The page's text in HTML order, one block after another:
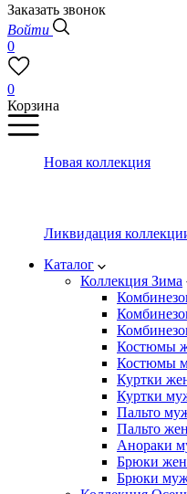
Заказать звонок
Войти
0
0
Корзина
Новая коллекция
Ликвидация
Каталог
Коллекция Зима
Костюмы
Костюмы
Куртки
Куртки
Пальто
Пальто
Анораки
Брюки
Брюки